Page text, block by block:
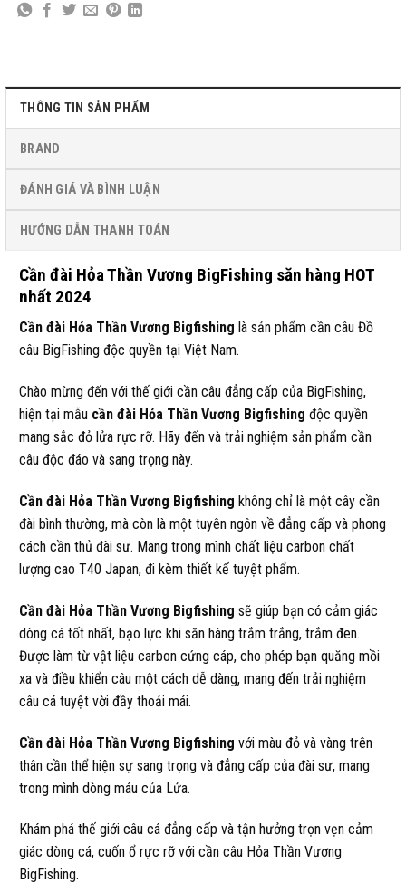
THÔNG TIN SẢN PHẨM
BRAND
ĐÁNH GIÁ VÀ BÌNH LUẬN
HƯỚNG DẪN THANH TOÁN
Cần đài Hỏa Thần Vương BigFishing săn hàng HOT
nhất 2024
Cần đài Hỏa Thần Vương Bigfishing là sản phẩm cần câu Đồ
câu BigFishing độc quyền tại Việt Nam.
Chào mừng đến với thế giới cần câu đẳng cấp của BigFishing,
hiện tại mẫu cần đài Hỏa Thần Vương Bigfishing độc quyền
mang sắc đỏ lửa rực rỡ. Hãy đến và trải nghiệm sản phẩm cần
câu độc đáo và sang trọng này.
Cần đài Hỏa Thần Vương Bigfishing không chỉ là một cây cần
đài bình thường, mà còn là một tuyên ngôn về đẳng cấp và phong
cách cần thủ đài sư. Mang trong mình chất liệu carbon chất
lượng cao T40 Japan, đi kèm thiết kế tuyệt phẩm.
Cần đài Hỏa Thần Vương Bigfishing sẽ giúp bạn có cảm giác
dòng cá tốt nhất, bạo lực khi săn hàng trắm trắng, trắm đen.
Được làm từ vật liệu carbon cứng cáp, cho phép bạn quăng mồi
xa và điều khiển câu một cách dễ dàng, mang đến trải nghiệm
câu cá tuyệt vời đầy thoải mái.
Cần đài Hỏa Thần Vương Bigfishing với màu đỏ và vàng trên
thân cần thể hiện sự sang trọng và đẳng cấp của đài sư, mang
trong mình dòng máu của Lửa.
Khám phá thế giới câu cá đẳng cấp và tận hưởng trọn vẹn cảm
giác dòng cá, cuốn ổ rực rỡ với cần câu Hỏa Thần Vương
BigFishing.